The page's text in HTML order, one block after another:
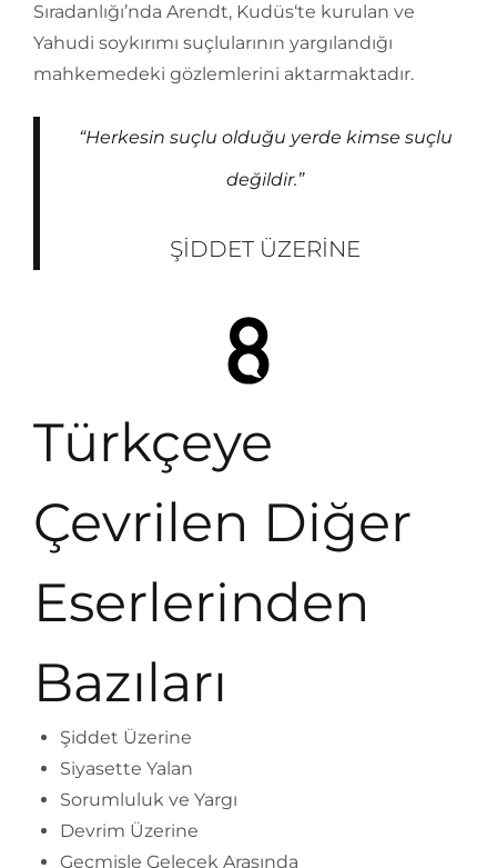
Sıradanlığı’nda Arendt, Kudüs‘te kurulan ve
Yahudi soykırımı suçlularının yargılandığı
mahkemedeki gözlemlerini aktarmaktadır.
“Herkesin suçlu olduğu yerde kimse suçlu
değildir.”
ŞIDDET ÜZERINE
Türkçeye
Çevrilen Diğer
Eserlerinden
Bazıları
Şiddet Üzerine
Siyasette Yalan
Sorumluluk ve Yargı
Devrim Üzerine
Geçmişle Gelecek Arasında